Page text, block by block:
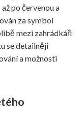
po červenou a
za symbol
mezi zahrádkáři
se detailněji
a možnosti